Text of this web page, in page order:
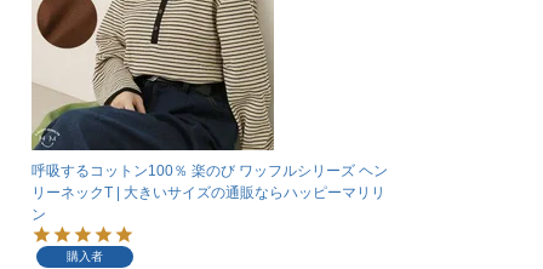
呼吸するコットン100％ 楽のび ワッフルシリーズ ヘン
リーネックT | 大きいサイズの通販ならハッピーマリリ
ン
購入者